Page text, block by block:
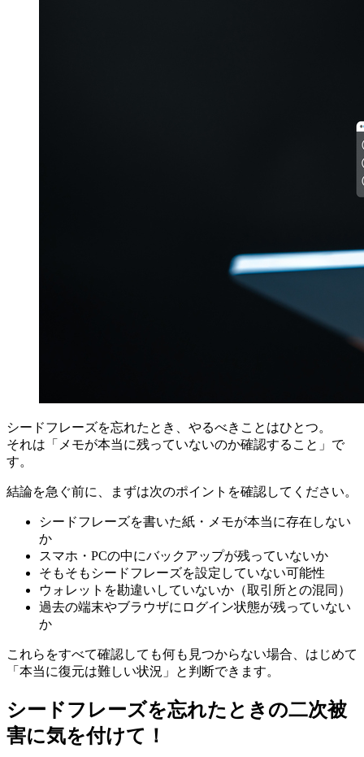
シードフレーズを忘れたとき、やるべきことはひとつ。
それは「メモが本当に残っていないのか確認すること」で
す。
結論を急ぐ前に、まずは次のポイントを確認してください。
シードフレーズを書いた紙・メモが本当に存在しない
か
スマホ・PCの中にバックアップが残っていないか
そもそもシードフレーズを設定していない可能性
ウォレットを勘違いしていないか（取引所との混同）
過去の端末やブラウザにログイン状態が残っていない
か
これらをすべて確認しても何も見つからない場合、はじめて
「本当に復元は難しい状況」と判断できます。
シードフレーズを忘れたときの二次被
害に気を付けて！